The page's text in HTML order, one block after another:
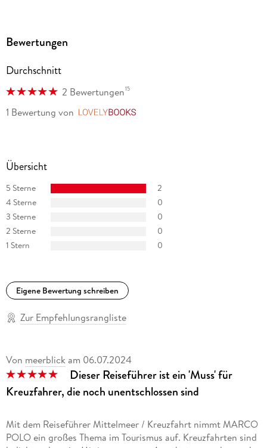
Bewertungen
Durchschnitt
2 Bewertungen15
1 Bewertung von
Übersicht
5 Sterne
2
4 Sterne
0
3 Sterne
0
2 Sterne
0
1 Stern
0
Eigene Bewertung schreiben
Zur Empfehlungsrangliste
Von meerblick am 06.07.2024
Dieser Reiseführer ist ein 'Muss' für
Kreuzfahrer, die noch unentschlossen sind
Mit dem Reiseführer Mittelmeer / Kreuzfahrt nimmt MARCO
POLO ein großes Thema im Tourismus auf. Kreuzfahrten sind